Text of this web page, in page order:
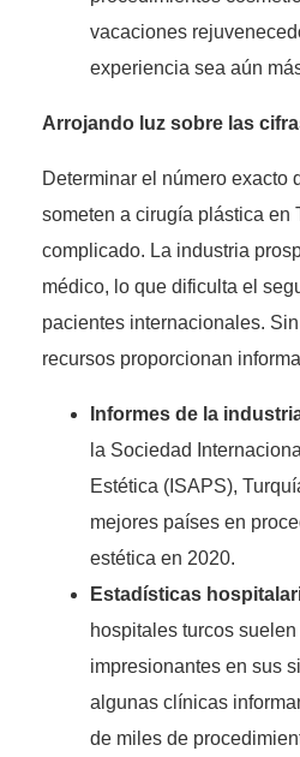
vacaciones
experiencia sea aún
Arrojando luz sobre las
Determinar el número exacto
someten a cirugía plástica en
complicado. La industria
médico, lo que dificulta el
pacientes internacionales.
recursos proporcionan
Informes de la
la Sociedad
Estética (ISAPS),
mejores países en
estética en 2020.
Estadísticas
hospitales turcos
impresionantes en sus
algunas clínicas
de miles de